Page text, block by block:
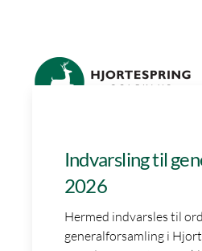
Indvarsling til
2026
Hermed indvarsles til
generalforsamling i